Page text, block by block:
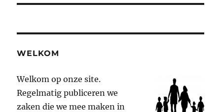
WELKOM
Welkom op onze site.
Regelmatig publiceren we
zaken die we mee maken in